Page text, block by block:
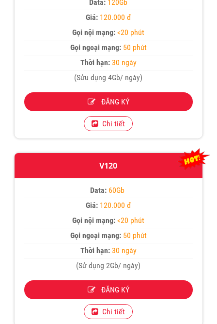
Data: 120Gb
Giá: 120.000 đ
Gọi nội mạng:<20 phút
Gọi ngoại mạng:50 phút
Thời hạn:30 ngày
(Sửu dụng 4Gb/ ngày)
ĐĂNG KÝ
Chi tiết
V120
Data: 60Gb
Giá: 120.000 đ
Gọi nội mạng:<20 phút
Gọi ngoại mạng: 50 phút
Thời hạn:30 ngày
(Sử dụng 2Gb/ ngày)
ĐĂNG KÝ
Chi tiết